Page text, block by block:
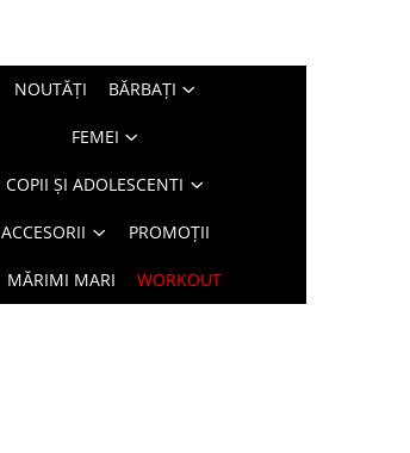
NOUTĂŢI BĂRBAŢI
FEMEI
COPII ȘI ADOLESCENTI
ACCESORII PROMOȚII
MĂRIMI MARI WORKOUT